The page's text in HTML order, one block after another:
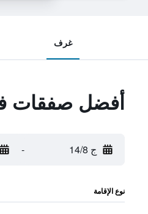
غرف
أفضل صفقات
ج 14/8 -
نوع الإقامة